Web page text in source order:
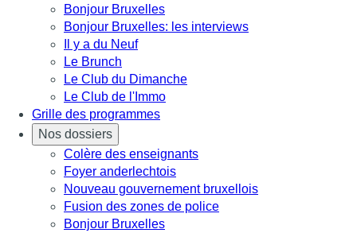
Bonjour Bruxelles
Bonjour Bruxelles: les interviews
Il y a du Neuf
Le Brunch
Le Club du Dimanche
Le Club de l'Immo
Grille des programmes
Nos dossiers
Colère des enseignants
Foyer anderlechtois
Nouveau gouvernement bruxellois
Fusion des zones de police
Bonjour Bruxelles